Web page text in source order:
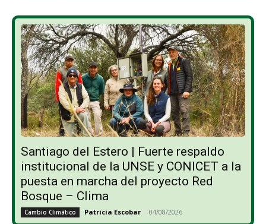
Santiago del Estero | Fuerte respaldo
institucional de la UNSE y CONICET a la
puesta en marcha del proyecto Red
Bosque – Clima
Cambio Climático Patricia Escobar - 04/08/2026